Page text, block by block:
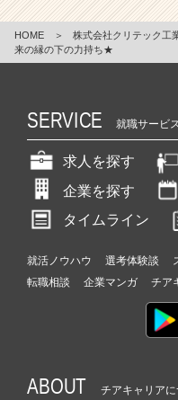
HOME ＞ 株式会社クリテック工
来の縁の下の力持ち★
SERVICE 就職サービ
求人を探す
企業を探す
タイムライン
就活ノウハウ 選考体験談
転職相談
企業マンガ チア
ABOUT チアキャリアに